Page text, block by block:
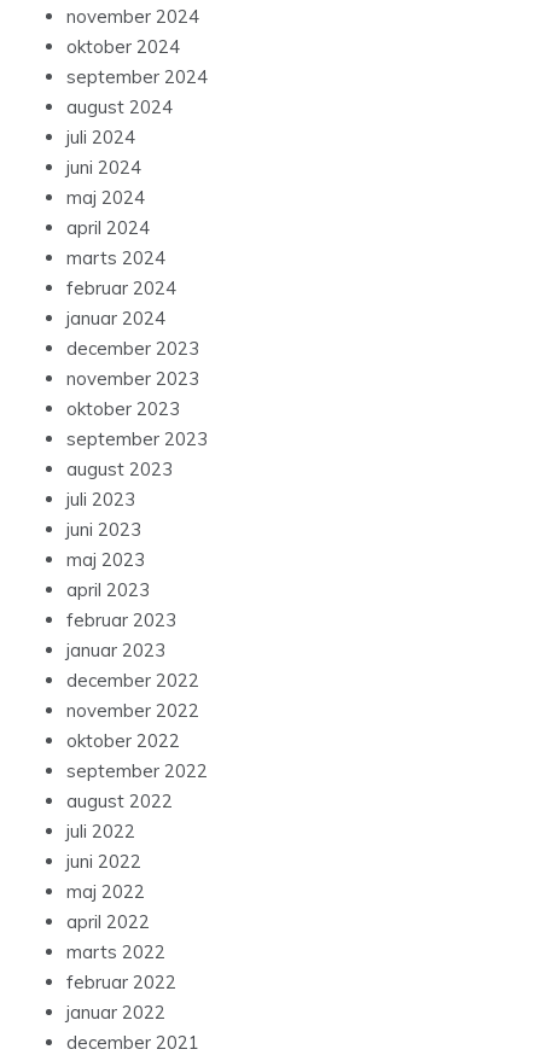
november 2024
oktober 2024
september 2024
august 2024
juli 2024
juni 2024
maj 2024
april 2024
marts 2024
februar 2024
januar 2024
december 2023
november 2023
oktober 2023
september 2023
august 2023
juli 2023
juni 2023
maj 2023
april 2023
februar 2023
januar 2023
december 2022
november 2022
oktober 2022
september 2022
august 2022
juli 2022
juni 2022
maj 2022
april 2022
marts 2022
februar 2022
januar 2022
december 2021